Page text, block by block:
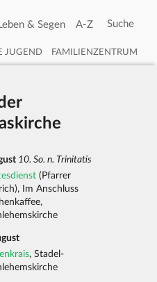
Leben & Segen A-Z
JUGEND FAMILIENZENTRUM
10. So. n. Trinitatis
(Pfarrer
Im Anschluss
, Stadel-